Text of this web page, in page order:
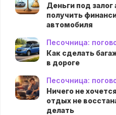
Деньги под
получить
автомобиля
Песочница:
Как сделать
в дороге
Песочница:
Ничего не
отдых не
делать